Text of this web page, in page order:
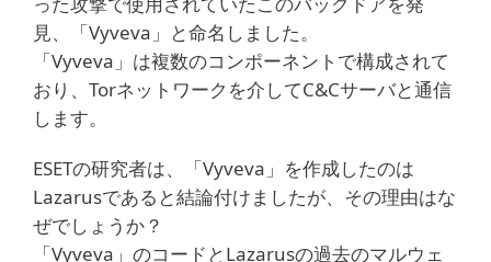
見、「Vyveva」と命名しました。
「Vyveva」は複数のコンポーネントで構成されて
おり、Torネットワークを介してC&Cサーバと通信
します。
ESETの研究者は、「Vyveva」を作成したのは
Lazarusであると結論付けましたが、その理由はな
ぜでしょうか？
「Vyveva」のコードとLazarusの過去のマルウェ